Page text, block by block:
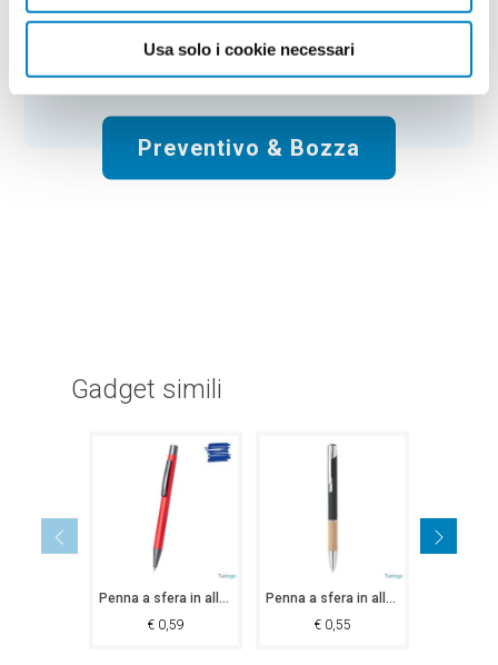
Usa solo i cookie necessari
Spese di spedizione: Gratis
Totale: €51.00+ IVA
Preventivo & Bozza
Gadget simili
Penna a sfera in alluminio Geme
€0,59
Penna a sfera in alluminio Coderuto
€0,55